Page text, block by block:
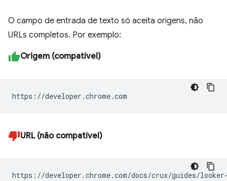
O campo de entrada de texto só aceita origens, não
URLs completos. Por exemplo:
Origem (compatível)
https://developer.chrome.com
URL (não compatível)
https://developer.chrome.com/docs/crux/guides/